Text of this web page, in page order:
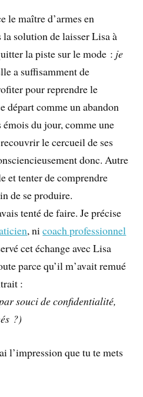
le maître d’armes en
solution de laisser Lisa à
la piste sur le mode : je
a suffisamment de
pour reprendre le
départ comme un abandon
émois du jour, comme une
le cercueil de ses
donc. Autre
et tenter de comprendre
de se produire.
tenté de faire. Je précise
, nicoach professionnel
cet échange avec Lisa
parce qu’il m’avait remué
:
souci de confidentialité,
?)
l’impression que tu te mets